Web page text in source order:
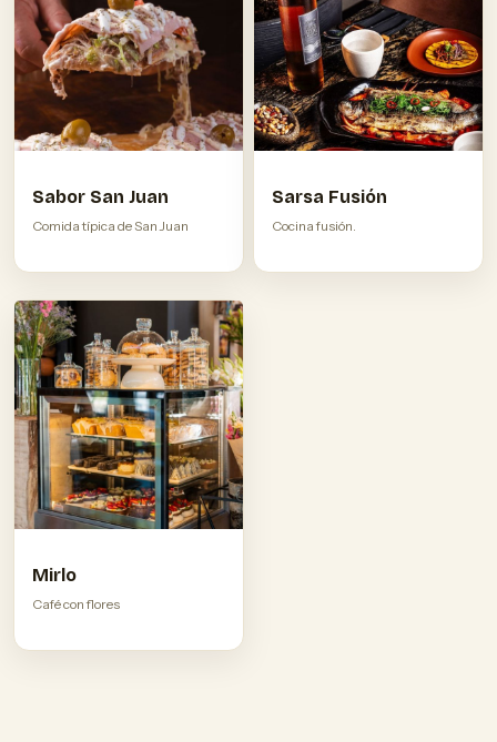
Sabor San Juan
Comida típica de San Juan
Sarsa Fusión
Cocina fusión.
Mirlo
Café con flores